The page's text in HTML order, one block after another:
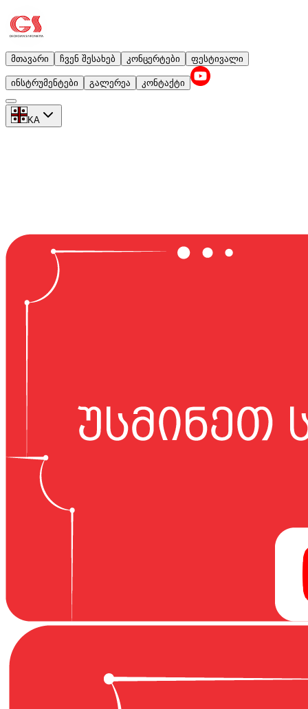
მთავარი ჩვენ შესახებ კონცერტები ფესტივალი
ინსტრუმენტები გალერეა კონტაქტი
KA